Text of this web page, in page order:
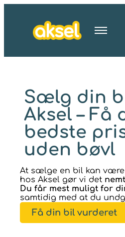
Sælg din
Aksel – Få
bedste
uden bøvl
At sælge en bil kan
hos Aksel gør vi det nemt
Du får mest muligt for
samtidig med at du
Få din bil vurderet